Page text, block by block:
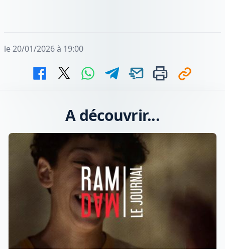
le 20/01/2026 à 19:00
A découvrir...